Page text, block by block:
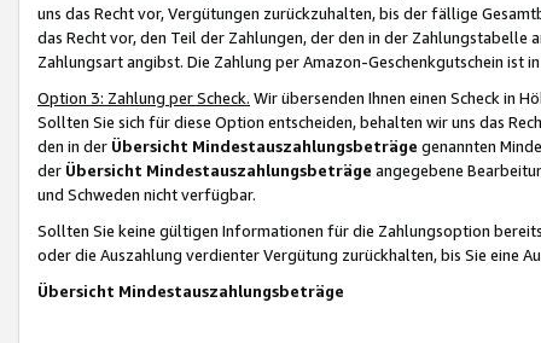
uns das Recht vor, Vergütungen zurückzuhalten, bis der fällige
das Recht vor, den Teil der Zahlungen, der den in der
Zahlungsart angibst. Die Zahlung per Amazon-Geschenkgutschein ist
Option 3: Zahlung per Scheck. Wir übersenden Ihnen einen Scheck in
Sollten Sie sich für diese Option entscheiden, behalten wir uns das
den in der Übersicht Mindestauszahlungsbeträge genannten
der Übersicht Mindestauszahlungsbeträge angegebene
und Schweden nicht verfügbar.
Sollten Sie keine gültigen Informationen für die Zahlungsoption
oder die Auszahlung verdienter Vergütung zurückhalten, bis Sie
Übersicht Mindestauszahlungsbeträge